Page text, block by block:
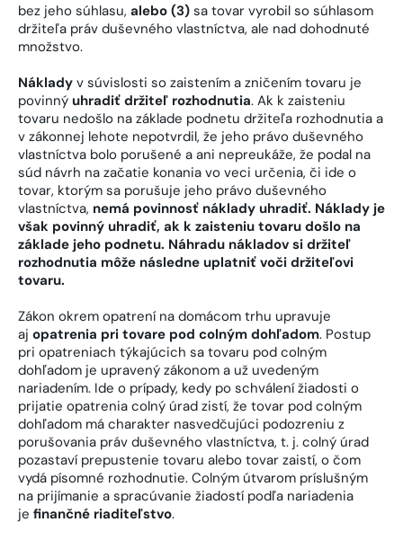
bez jeho súhlasu, alebo (3) sa tovar vyrobil so súhlasom
držiteľa práv duševného vlastníctva, ale nad dohodnuté
množstvo.
Náklady v súvislosti so zaistením a zničením tovaru je
povinný uhradiť držiteľ rozhodnutia. Ak k zaisteniu
tovaru nedošlo na základe podnetu držiteľa rozhodnutia a
v zákonnej lehote nepotvrdil, že jeho právo duševného
vlastníctva bolo porušené a ani nepreukáže, že podal na
súd návrh na začatie konania vo veci určenia, či ide o
tovar, ktorým sa porušuje jeho právo duševného
vlastníctva, nemá povinnosť náklady uhradiť. Náklady je
však povinný uhradiť, ak k zaisteniu tovaru došlo na
základe jeho podnetu. Náhradu nákladov si držiteľ
rozhodnutia môže následne uplatniť voči držiteľovi
tovaru.
Zákon okrem opatrení na domácom trhu upravuje
aj opatrenia pri tovare pod colným dohľadom. Postup
pri opatreniach týkajúcich sa tovaru pod colným
dohľadom je upravený zákonom a už uvedeným
nariadením. Ide o prípady, kedy po schválení žiadosti o
prijatie opatrenia colný úrad zistí, že tovar pod colným
dohľadom má charakter nasvedčujúci podozreniu z
porušovania práv duševného vlastníctva, t. j. colný úrad
pozastaví prepustenie tovaru alebo tovar zaistí, o čom
vydá písomné rozhodnutie. Colným útvarom príslušným
na prijímanie a spracúvanie žiadostí podľa nariadenia
je finančné riaditeľstvo.